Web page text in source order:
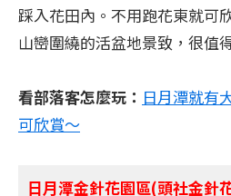
踩入花田內。不用跑花東就可
山巒圍繞的活盆地景致，很值
看部落客怎麼玩： 日月潭就有
可欣賞～
日月潭金針花園區(頭社金針